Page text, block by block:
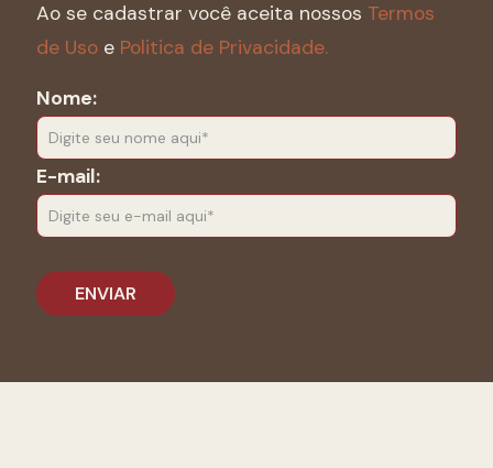
Ao se cadastrar você aceita nossos Termos
de Uso e Politica de Privacidade.
Nome:
E-mail: